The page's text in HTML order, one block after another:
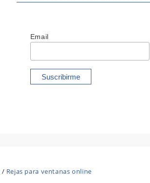
Email
/ Rejas para ventanas online